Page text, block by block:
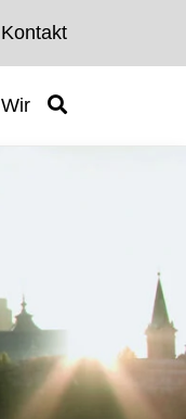
Kontakt
Wir